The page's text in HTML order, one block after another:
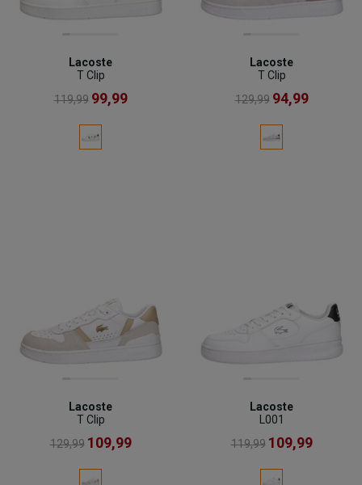
Lacoste
T Clip
119,99 99,99
Lacoste
T Clip
129,99 94,99
Lacoste
T Clip
129,99 109,99
Lacoste
L001
119,99 109,99